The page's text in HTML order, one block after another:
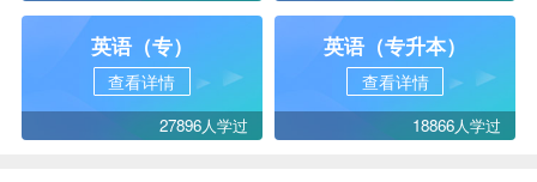
英语（专）
查看详情
27896人学过
英语（专升本）
查看详情
18866人学过